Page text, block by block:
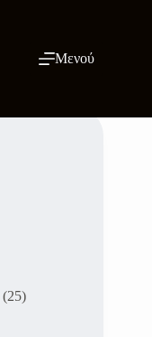
Μενού
(25)